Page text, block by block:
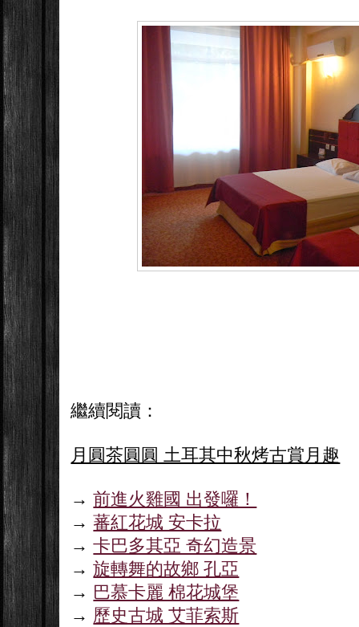
繼續閱讀：
月圓茶圓圓 土耳其中秋烤古賞月趣
→前進火雞國 出發囉！
→蕃紅花城 安卡拉
→卡巴多其亞 奇幻造景
→旋轉舞的故鄉 孔亞
→ 巴慕卡麗 棉花城堡
→ 歷史古城 艾菲索斯